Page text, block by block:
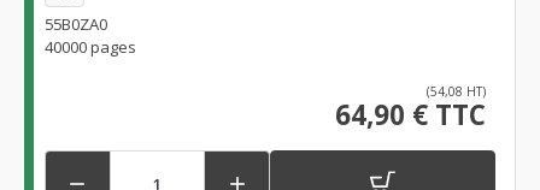
55B0ZA0
40000 pages
(54,08 HT)
64,90 € TTC
 